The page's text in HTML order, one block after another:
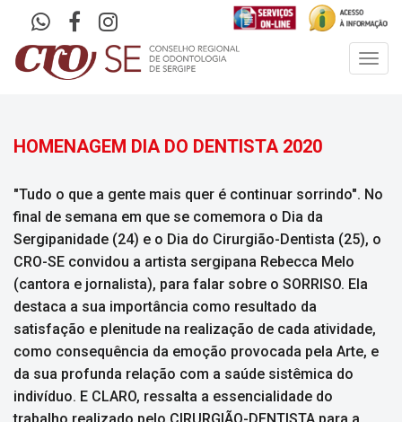
HOMENAGEM DIA DO DENTISTA 2020
"Tudo o que a gente mais quer é continuar sorrindo". No
final de semana em que se comemora o Dia da
Sergipanidade (24) e o Dia do Cirurgião-Dentista (25), o
CRO-SE convidou a artista sergipana Rebecca Melo
(cantora e jornalista), para falar sobre o SORRISO. Ela
destaca a sua importância como resultado da
satisfação e plenitude na realização de cada atividade,
como consequência da emoção provocada pela Arte, e
da sua profunda relação com a saúde sistêmica do
indivíduo. E CLARO, ressalta a essencialidade do